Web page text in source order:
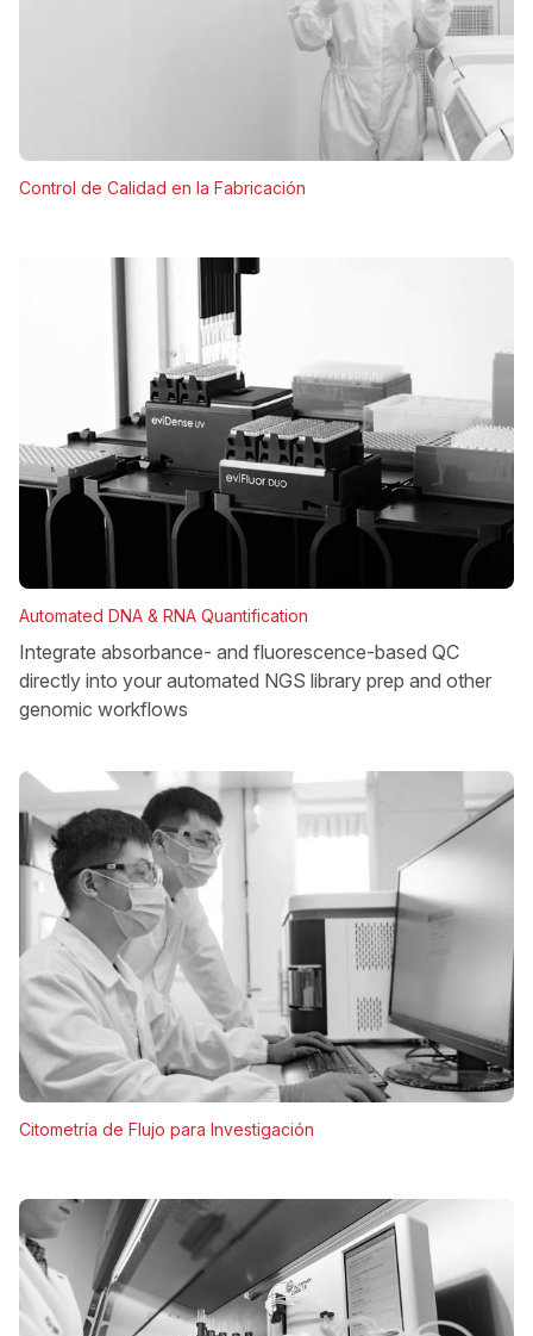
Control de Calidad en la Fabricación
Automated DNA & RNA Quantification
Integrate absorbance- and fluorescence-based QC
directly into your automated NGS library prep and other
genomic workflows
Citometría de Flujo para Investigación